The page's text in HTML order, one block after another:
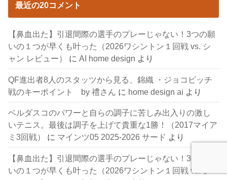
最近の20コメント
【鼻血出た】引退間際の選手のプレーじゃない！3つの願
いの１つが早くも叶った（2026ワシントン１回戦 vs. シ
ャン レビュー）
にAI home design より
QF進出者8人のスタッツから見る、錦織 ・ジョコビッチ
戦のキーポイント by 禮さん に home design ai より
ベルダスコのパワーと自らの調子に苦しみ出入りの激し
いテニス。最後は調子を上げて貴重な1勝！（2017マイア
ミ3回戦）
に マインツ05 2025-2026 サード より
【鼻血出た】引退間際の選手のプレーじゃない！3つの願
いの１つが早くも叶った（2026ワシントン１回戦 vs. シ